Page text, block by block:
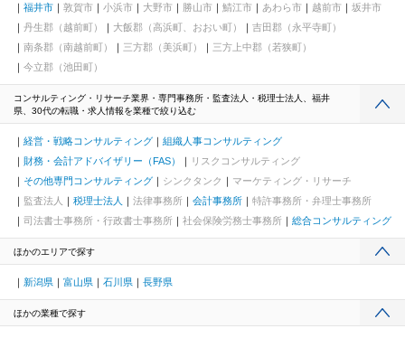
福井市 敦賀市 小浜市 大野市 勝山市 鯖江市 あわら市 越前市
坂井市
丹生郡（越前町）
大飯郡（高浜町、おおい町）
吉田郡（永平寺町）
南条郡（南越前町）
三方郡（美浜町）
三方上中郡（若狭町）
今立郡（池田町）
コンサルティング・リサーチ業界・専門事務所・監査法人・税理士法人、福井
県、30代の転職・求人情報を業種で絞り込む
経営・戦略コンサルティング
組織人事コンサルティング
財務・会計アドバイザリー（FAS）
リスクコンサルティング
その他専門コンサルティング
シンクタンク
マーケティング・リサーチ
監査法人
税理士法人 法律事務所 会計事務所
特許事務所・弁理士事務所
司法書士事務所・行政書士事務所
社会保険労務士事務所 総合コンサルティング
ほかのエリアで探す
新潟県 富山県 石川県 長野県
ほかの業種で探す